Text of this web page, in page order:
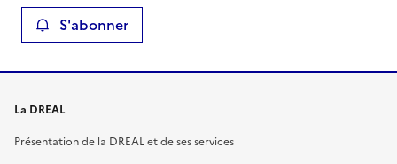
S'abonner
La DREAL
Présentation de la DREAL et de ses services